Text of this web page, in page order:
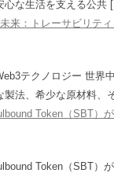
心な生活を支える公共
来：トレーサビリテ
テクノロジー 世界
製法、希少な原材料、
Token（SBT）
Token（SBT）